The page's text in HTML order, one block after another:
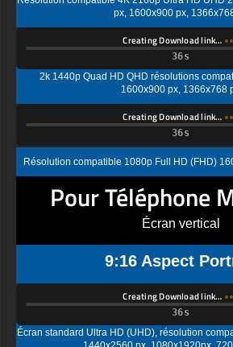
Creating Download link…
2k 1440p Quad HD QHD résolutions
Creating Download link…
Résolution compatible 1080p Full HD (FHD)
Pour Téléphone
Écran vertical
9:16 Aspect
Creating Download link…
Écran standard Ultra HD (UHD), résolution
1440x2560 px, 1080x1920px, 720